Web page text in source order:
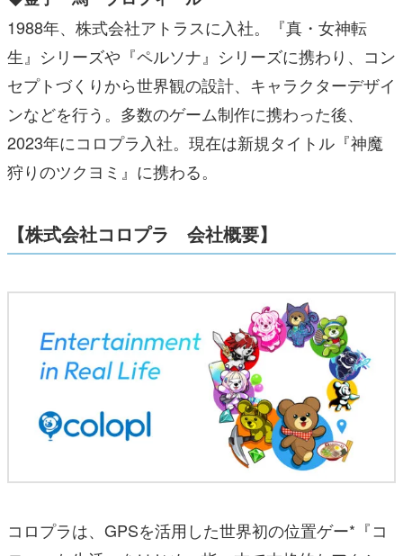
1988年、株式会社アトラスに入社。『真・女神転
生』シリーズや『ペルソナ』シリーズに携わり、コン
セプトづくりから世界観の設計、キャラクターデザイ
ンなどを行う。多数のゲーム制作に携わった後、
2023年にコロプラ入社。現在は新規タイトル『神魔
狩りのツクヨミ』に携わる。
【株式会社コロプラ 会社概要】
コロプラは、GPSを活用した世界初の位置ゲー*『コ